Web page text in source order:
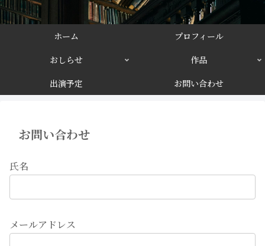
ホーム
プロフィール
おしらせ
作品
出演予定
お問い合わせ
お問い合わせ
氏名
メールアドレス